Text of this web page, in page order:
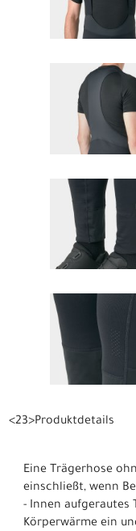
<23>Produktdetails
Eine Trägerhose
einschließt, wenn
- Innen aufgerautes
Körperwärme ein